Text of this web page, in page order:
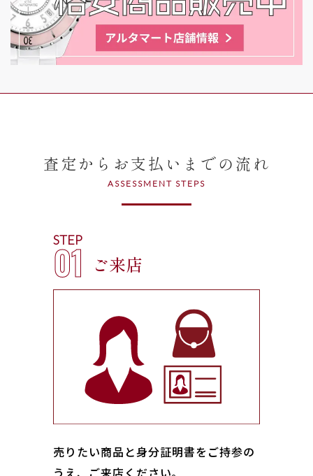
査定からお支払いまでの流れ
ASSESSMENT STEPS
STEP
01 ご来店
売りたい商品と身分証明書をご持参の
うえ、ご来店ください｡